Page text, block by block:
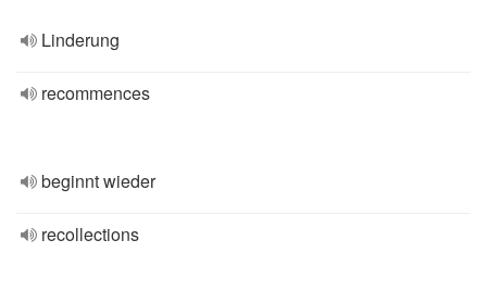
Linderung
recommences
beginnt wieder
recollections